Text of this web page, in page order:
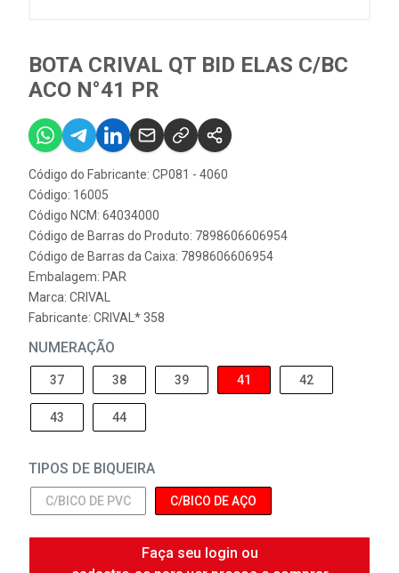
BOTA CRIVAL QT BID ELAS C/BC
ACO N°41 PR
Código do Fabricante: CP081 - 4060
Código: 16005
Código NCM: 64034000
Código de Barras do Produto: 7898606606954
Código de Barras da Caixa: 7898606606954
Embalagem: PAR
Marca: CRIVAL
Fabricante: CRIVAL* 358
NUMERAÇÃO
37 38 39 41 42
43 44
TIPOS DE BIQUEIRA
C/BICO DE PVC C/BICO DE AÇO
Faça seu login ou